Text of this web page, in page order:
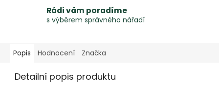
Rádi vám poradíme
s výběrem správného nářadí
Popis Hodnocení Značka
Detailní popis produktu